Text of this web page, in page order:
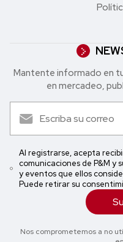
Mantente informado en
en mercadeo,
Al registrarse, acepta
comunicaciones de P&M y
y eventos que ellos
Puede retirar su
Nos comprometemos a no